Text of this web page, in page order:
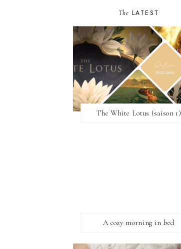
The LATEST
The White Lotus (saison 1)
A cozy morning in bed